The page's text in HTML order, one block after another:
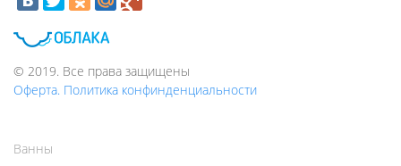
© 2019. Все права защищены
Оферта. Политика конфинденциальности
Ванны